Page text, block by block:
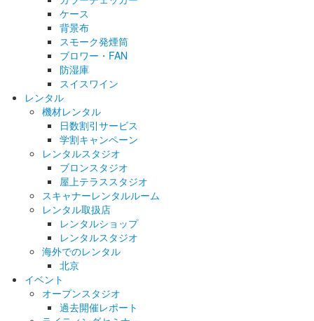
ケース
背景布
スモーク発煙筒
ブロワー・FAN
防湿庫
スイスワイン
レンタル
機材レンタル
日数割引サービス
学割キャンペーン
レンタルスタジオ
ブロンスタジオ
屋上テラススタジオ
スキャナーレンタルルーム
レンタル取扱店
レンタルショップ
レンタルスタジオ
海外でのレンタル
北京
イベント
オープンスタジオ
過去開催レポート